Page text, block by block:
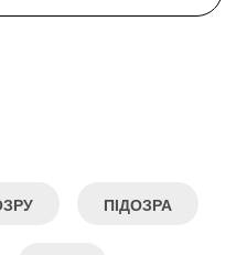
ПІДОЗРА